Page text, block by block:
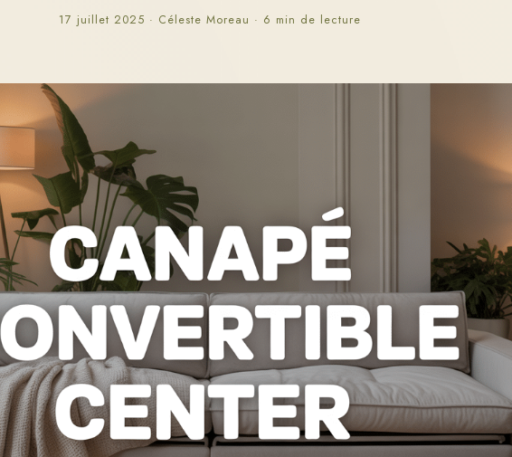
17 juillet 2025 · Céleste Moreau · 6 min de lecture